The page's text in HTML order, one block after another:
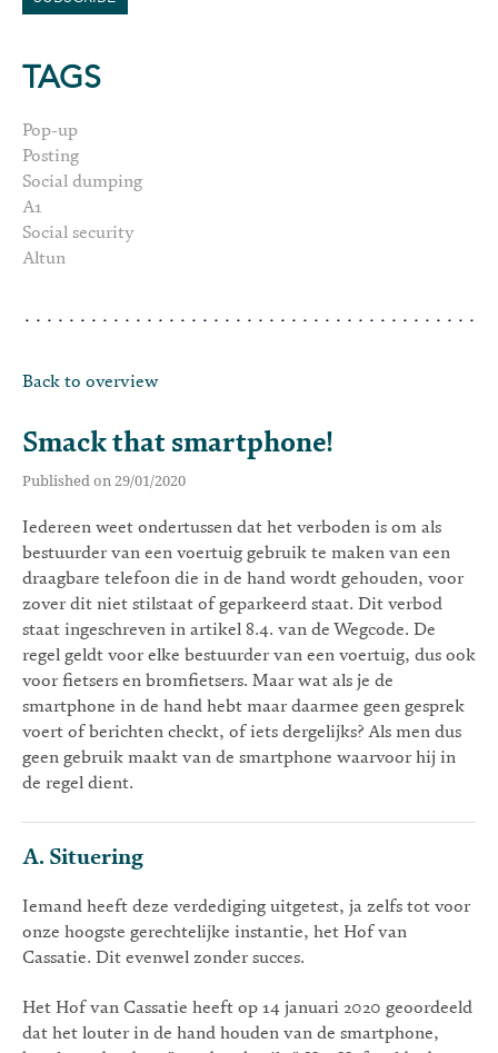
TAGS
Pop-up
Posting
Social dumping
A1
Social security
Altun
Back to overview
Smack that smartphone!
Published on 29/01/2020
Iedereen weet ondertussen dat het verboden is om als
bestuurder van een voertuig gebruik te maken van een
draagbare telefoon die in de hand wordt gehouden, voor
zover dit niet stilstaat of geparkeerd staat. Dit verbod
staat ingeschreven in artikel 8.4. van de Wegcode. De
regel geldt voor elke bestuurder van een voertuig, dus ook
voor fietsers en bromfietsers. Maar wat als je de
smartphone in de hand hebt maar daarmee geen gesprek
voert of berichten checkt, of iets dergelijks? Als men dus
geen gebruik maakt van de smartphone waarvoor hij in
de regel dient.
A. Situering
Iemand heeft deze verdediging uitgetest, ja zelfs tot voor
onze hoogste gerechtelijke instantie, het Hof van
Cassatie. Dit evenwel zonder succes.
Het Hof van Cassatie heeft op 14 januari 2020 geoordeeld
dat het louter in de hand houden van de smartphone,